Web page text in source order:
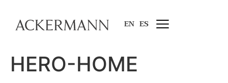
EN ES
HERO-HOME